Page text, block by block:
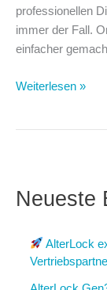
professionellen
immer der Fall.
einfacher
Wie
Wo
Fahrräder
Weiterlesen »
Neueste
AlterLock